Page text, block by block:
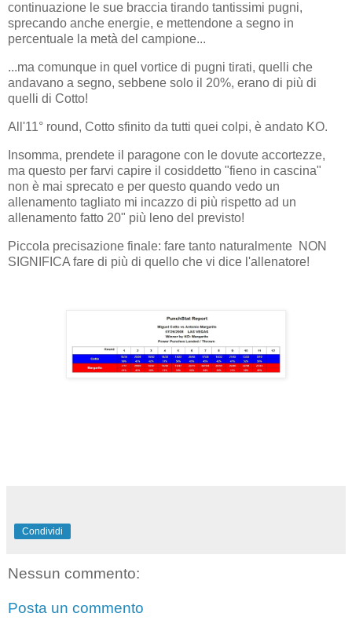
continuazione le sue braccia tirando tantissimi pugni,
sprecando anche energie, e mettendone a segno in
percentuale la metà del campione...
...ma comunque in quel vortice di pugni tirati, quelli che
andavano a segno, sebbene solo il 20%, erano di più di
quelli di Cotto!
All'11° round, Cotto sfinito da tutti quei colpi, è andato KO.
Insomma, prendete il paragone con le dovute accortezze,
ma questo per farvi capire il cosiddetto "fieno in cascina"
non è mai sprecato e per questo quando vedo un
allenamento tagliato mi incazzo di più rispetto ad un
allenamento fatto 20" più leno del previsto!
Piccola precisazione finale: fare tanto naturalmente NON
SIGNIFICA fare di più di quello che vi dice l'allenatore!
Condividi
Nessun commento:
Posta un commento